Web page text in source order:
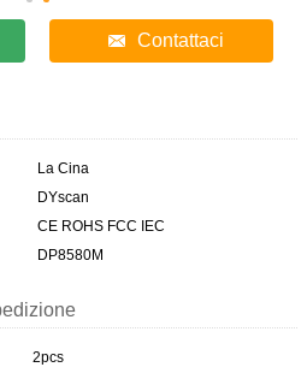
Contattaci
La Cina
DYscan
CE ROHS FCC IEC
DP8580M
2pcs